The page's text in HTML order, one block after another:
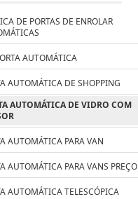
DE PORTAS DE ENROLAR
AUTOMÁTICA
AUTOMÁTICA DE SHOPPING
AUTOMÁTICA DE VIDRO COM
AUTOMÁTICA PARA VAN
AUTOMÁTICA PARA VANS PREÇO
AUTOMÁTICA TELESCÓPICA